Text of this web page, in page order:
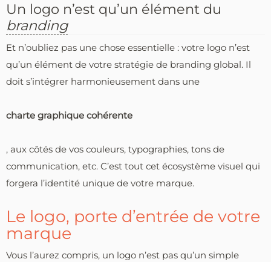
Un logo n’est qu’un élément du
branding
Et n’oubliez pas une chose essentielle : votre logo n’est
qu’un élément de votre stratégie de branding global. Il
doit s’intégrer harmonieusement dans une
charte graphique cohérente
, aux côtés de vos couleurs, typographies, tons de
communication, etc. C’est tout cet écosystème visuel qui
forgera l’identité unique de votre marque.
Le logo, porte d’entrée de votre
marque
Vous l’aurez compris, un logo n’est pas qu’un simple